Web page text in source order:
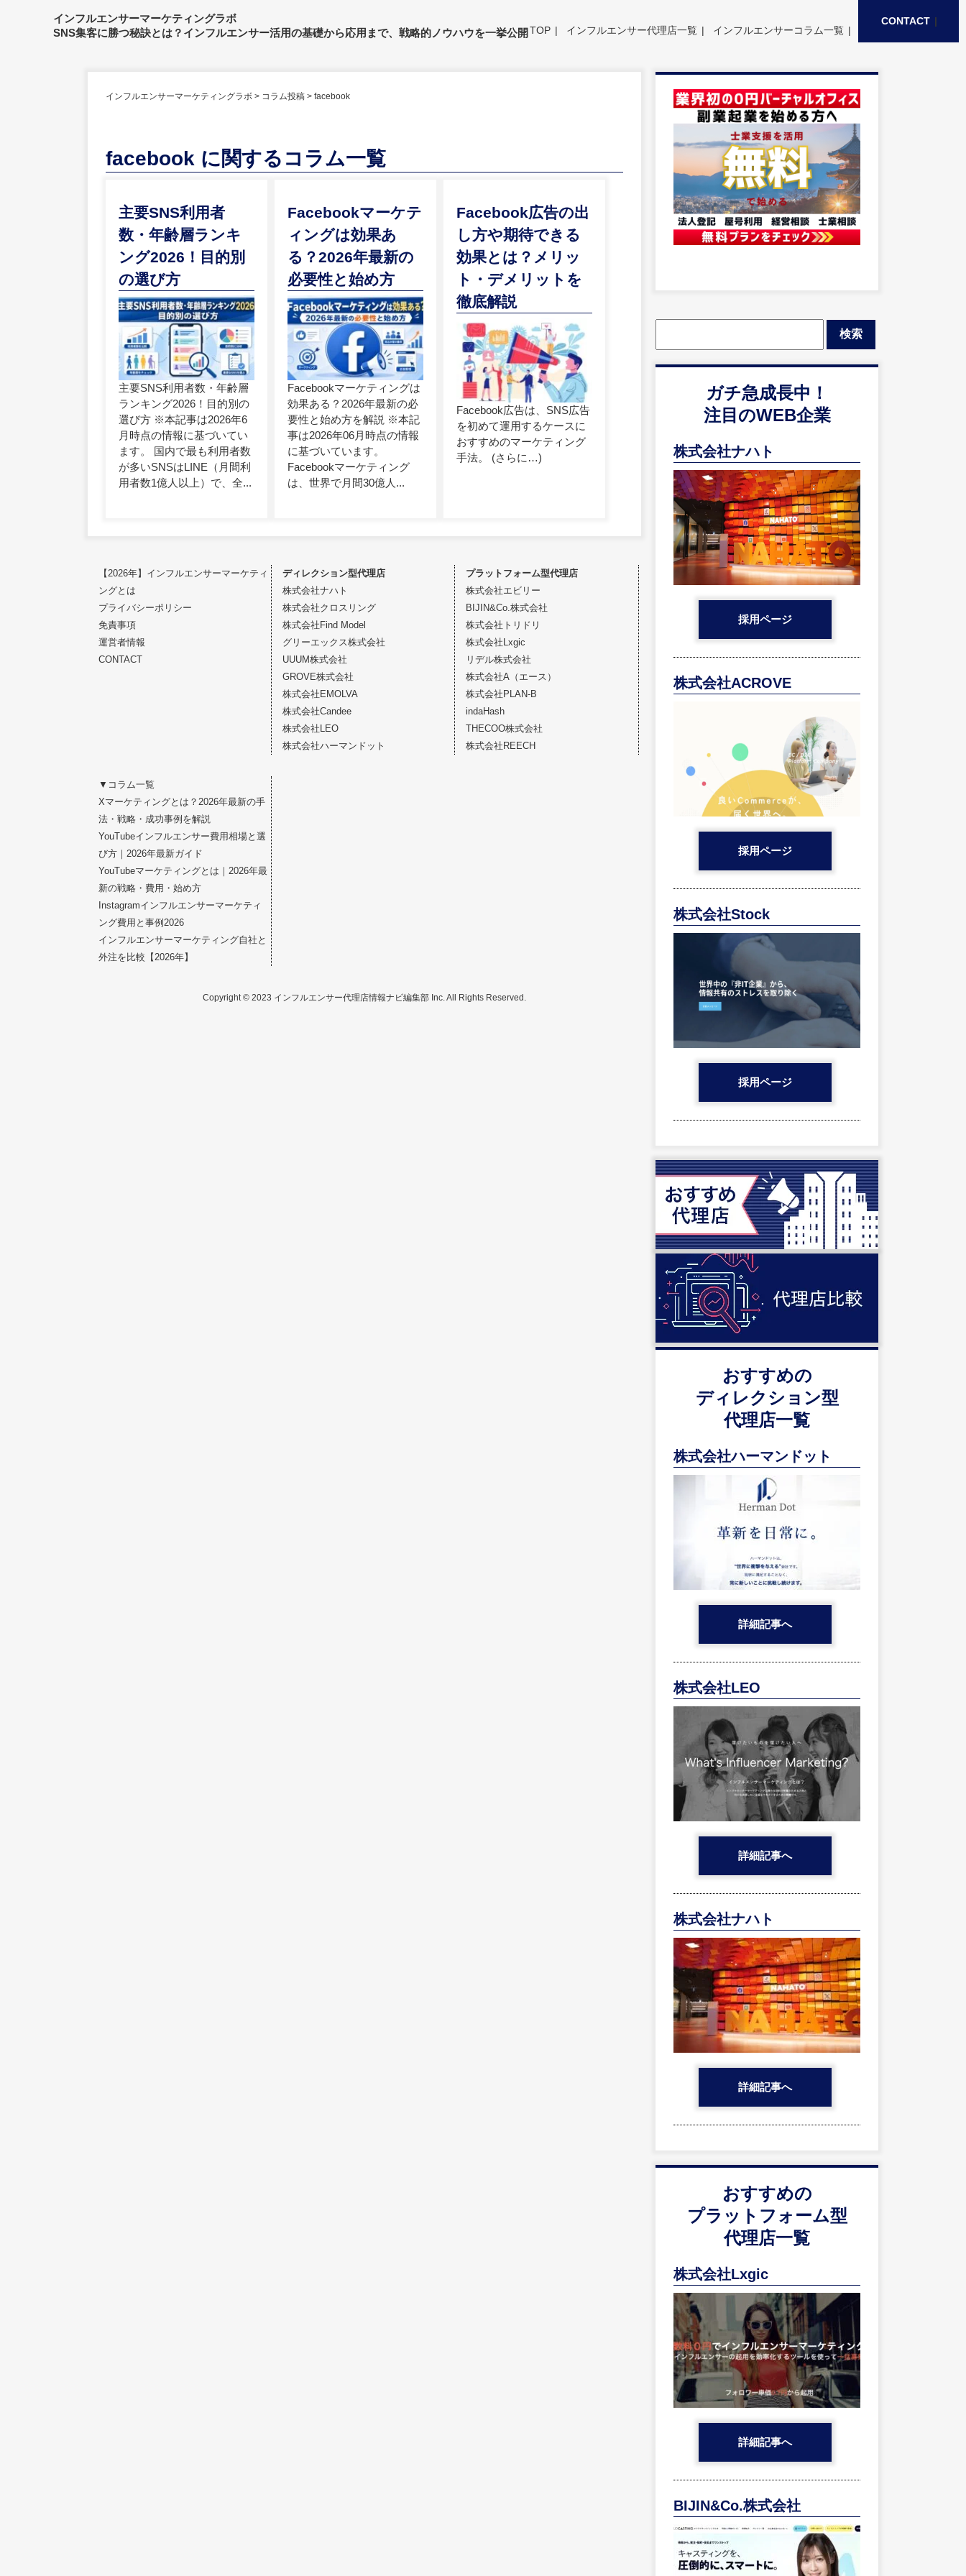
インフルエンサーマーケティングラボ
SNS集客に勝つ秘訣とは？インフルエンサー活用の基礎から応用まで、戦略的ノウハウを一挙公開 TOP インフルエンサー代理店一覧 インフルエンサーコラム一覧
CONTACT
インフルエンサーマーケティングラボ > コラム投稿 > facebook
facebook に関するコラム一覧
主要SNS利用者
数・年齢層ランキ
ング2026！目的別
の選び方
主要SNS利用者数・年齢層
ランキング2026！目的別の
選び方 ※本記事は2026年6
月時点の情報に基づいてい
ます。 国内で最も利用者数
が多いSNSはLINE（月間利
用者数1億人以上）で、全...
Facebookマーケテ
ィングは効果あ
る？2026年最新の
必要性と始め方
Facebookマーケティングは
効果ある？2026年最新の必
要性と始め方を解説 ※本記
事は2026年06月時点の情報
に基づいています。
Facebookマーケティング
は、世界で月間30億人...
Facebook広告の出
し方や期待できる
効果とは？メリッ
ト・デメリットを
徹底解説
Facebook広告は、SNS広告
を初めて運用するケースに
おすすめのマーケティング
手法。 (さらに…)
ガチ急成長中！
注目のWEB企業
株式会社ナハト
採用ページ
株式会社ACROVE
採用ページ
株式会社Stock
採用ページ
おすすめの
ディレクション型
代理店一覧
株式会社ハーマンドット
詳細記事へ
株式会社LEO
詳細記事へ
株式会社ナハト
詳細記事へ
おすすめの
プラットフォーム型
代理店一覧
株式会社Lxgic
詳細記事へ
BIJIN&Co.株式会社
【2026年】インフルエンサーマーケティ
ングとは
プライバシーポリシー
免責事項
運営者情報
CONTACT
ディレクション型代理店
株式会社ナハト
株式会社クロスリング
株式会社Find Model
グリーエックス株式会社
UUUM株式会社
GROVE株式会社
株式会社EMOLVA
株式会社Candee
株式会社LEO
株式会社ハーマンドット
プラットフォーム型代理店
株式会社エビリー
BIJIN&Co.株式会社
株式会社トリドリ
株式会社Lxgic
リデル株式会社
株式会社A（エース）
株式会社PLAN-B
indaHash
THECOO株式会社
株式会社REECH
▼コラム一覧
Xマーケティングとは？2026年最新の手
法・戦略・成功事例を解説
YouTubeインフルエンサー費用相場と選
び方｜2026年最新ガイド
YouTubeマーケティングとは｜2026年最
新の戦略・費用・始め方
Instagramインフルエンサーマーケティ
ング費用と事例2026
インフルエンサーマーケティング自社と
外注を比較【2026年】
Copyright © 2023 インフルエンサー代理店情報ナビ編集部 Inc. All Rights Reserved.